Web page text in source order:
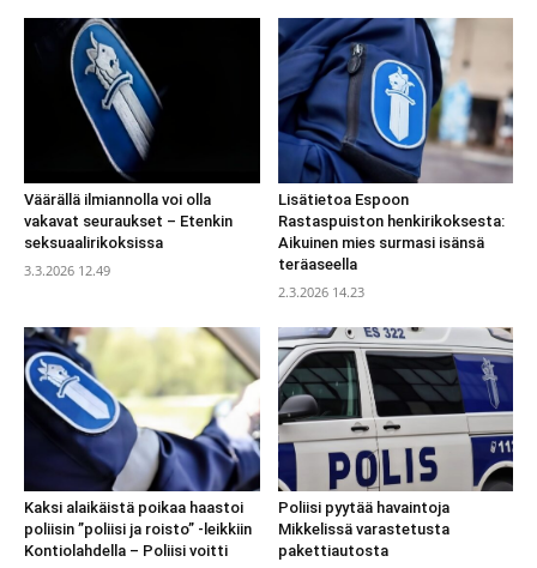
Väärällä ilmiannolla voi olla
vakavat seuraukset – Etenkin
seksuaalirikoksissa
3.3.2026 12.49
Lisätietoa Espoon
Rastaspuiston henkirikoksesta:
Aikuinen mies surmasi isänsä
teräaseella
2.3.2026 14.23
Kaksi alaikäistä poikaa haastoi
poliisin ”poliisi ja roisto” -leikkiin
Kontiolahdella – Poliisi voitti
Poliisi pyytää havaintoja
Mikkelissä varastetusta
pakettiautosta